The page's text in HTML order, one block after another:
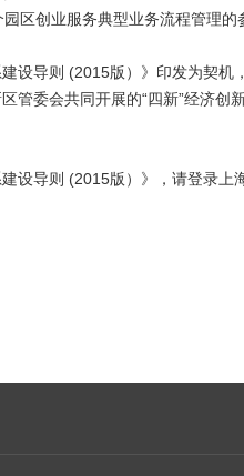
区创业服务典型业务流程管理的
设导则 (2015版）》印发为契
管委会共同开展的“四新”经济创
设导则 (2015版）》，请登录上